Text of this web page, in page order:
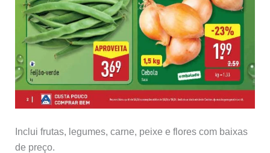
Inclui frutas, legumes, carne, peixe e flores com baixas
de preço.